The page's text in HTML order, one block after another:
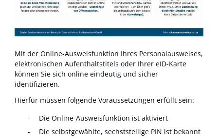
Mit der Online-Ausweisfunktion Ihres Personalausweises,
elektronischen Aufenthaltstitels oder Ihrer eID-Karte
können Sie sich online eindeutig und sicher
identifizieren.
Hierfür müssen folgende Voraussetzungen erfüllt sein:
Die Online-Ausweisfunktion ist aktiviert
Die selbstgewählte, sechststellige PIN ist bekannt